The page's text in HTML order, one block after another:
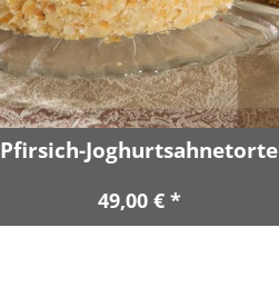
Pfirsich-Joghurtsahnetorte
49,00 € *